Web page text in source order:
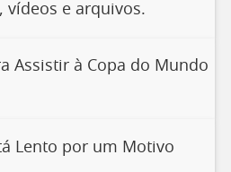
vídeos e arquivos.
Assistir à Copa do Mundo
Lento por um Motivo